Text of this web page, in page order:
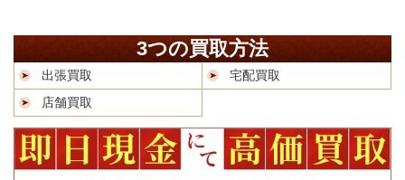
3つの買取方法
出張買取
宅配買取
店舗買取